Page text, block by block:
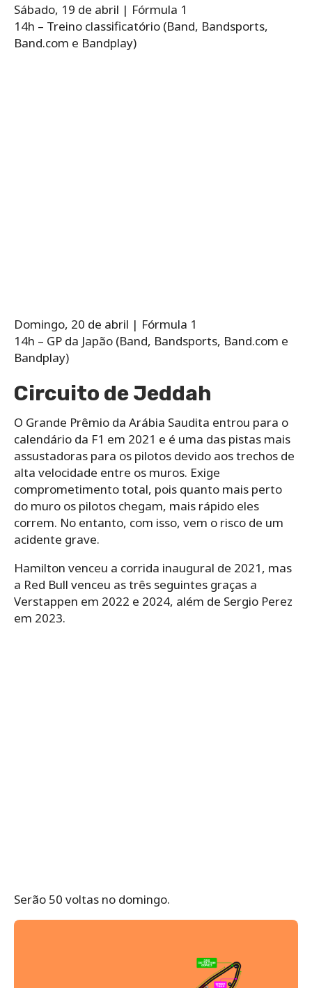
Sábado, 19 de abril | Fórmula 1
14h – Treino classificatório (Band, Bandsports,
Band.com e Bandplay)
Domingo, 20 de abril | Fórmula 1
14h – GP da Japão (Band, Bandsports, Band.com e
Bandplay)
Circuito de Jeddah
O Grande Prêmio da Arábia Saudita entrou para o
calendário da F1 em 2021 e é uma das pistas mais
assustadoras para os pilotos devido aos trechos de
alta velocidade entre os muros. Exige
comprometimento total, pois quanto mais perto
do muro os pilotos chegam, mais rápido eles
correm. No entanto, com isso, vem o risco de um
acidente grave.
Hamilton venceu a corrida inaugural de 2021, mas
a Red Bull venceu as três seguintes graças a
Verstappen em 2022 e 2024, além de Sergio Perez
em 2023.
Serão 50 voltas no domingo.